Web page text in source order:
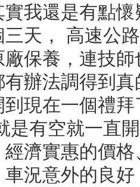
實我還是有點
三天， 高速公
廠保養，連技
有辦法調得到
到現在一個禮
是有空就一直
經濟實惠的價
車況意外的良